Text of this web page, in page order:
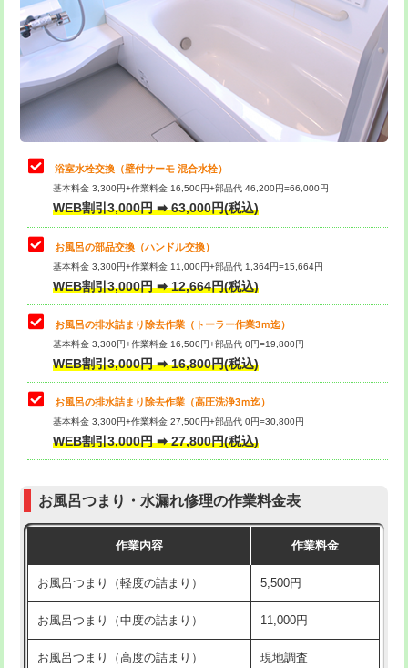
カメラ調査 33,000円
桝清掃 8,800円
止水・漏水調査・防水処理・清掃・修
理・調整・分解・加工など（軽作業）
止水・漏水調査・防水処理・清掃・修
理・調整・分解・加工など（中作業）
22,000円
止水・漏水調査・防水処理・清掃・修
理・調整・分解・加工など（重作業）
33,000円
トイレタンク脱着
トイレ便器脱着
タンクレストイレ脱着 33,000円
小便器トイレ脱着
その他部品の脱着 8,800円～
交換・取付（タンク）
交換・取付（普通便座） 11,000円+材料費
交換・取付（温水洗浄便座） 16,500円+材料費
交換・取付(単水栓（壁付・デッキ
式）)
13,200円+材料費
交換・取付(混合水栓（壁付・デッキ
式・ワンホール）)
16,500円+材料費
浴室水栓交換（壁付サーモ 混合水栓）
基本料金 3,300円+作業料金 16,500円+部品代 46,200円=66,000円
WEB割引3,000円 ➡ 63,000円(税込)
お風呂の部品交換（ハンドル交換）
基本料金 3,300円+作業料金 11,000円+部品代 1,364円=15,664円
WEB割引3,000円 ➡ 12,664円(税込)
お風呂の排水詰まり除去作業（トーラー作業3ｍ迄）
基本料金 3,300円+作業料金 16,500円+部品代 0円=19,800円
WEB割引3,000円 ➡ 16,800円(税込)
お風呂の排水詰まり除去作業（高圧洗浄3ｍ迄）
基本料金 3,300円+作業料金 27,500円+部品代 0円=30,800円
WEB割引3,000円 ➡ 27,800円(税込)
お風呂つまり・水漏れ修理の作業料金表
作業内容 作業料金
お風呂つまり（軽度の詰まり） 5,500円
お風呂つまり（中度の詰まり） 11,000円
お風呂つまり（高度の詰まり） 現地調査